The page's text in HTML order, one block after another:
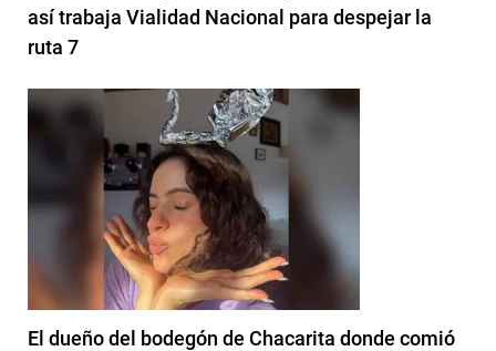
así trabaja Vialidad Nacional para despejar la
ruta 7
El dueño del bodegón de Chacarita donde comió